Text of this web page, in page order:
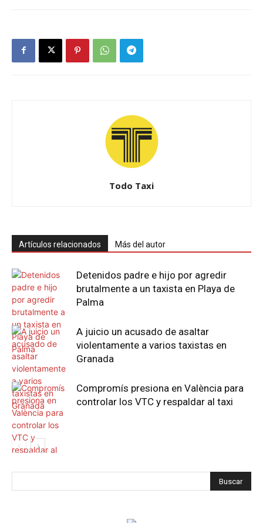
Todo Taxi
Artículos relacionados Más del autor
Detenidos padre e hijo por agredir
brutalmente a un taxista en Playa de
Palma
A juicio un acusado de asaltar
violentamente a varios taxistas en
Granada
Compromís presiona en València para
controlar los VTC y respaldar al taxi